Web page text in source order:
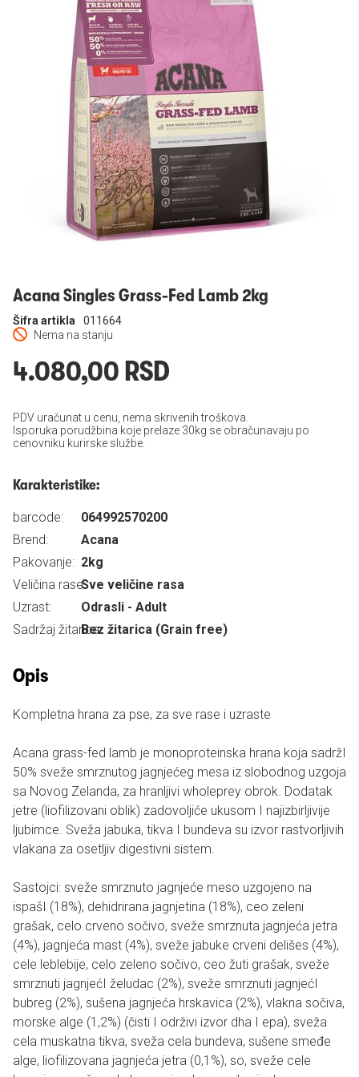
Acana Singles Grass-Fed Lamb 2kg
Nema na stanju
Šifra artikla 011664
4.080,00 RSD
PDV uračunat u cenu, nema skrivenih troškova.
Isporuka porudžbina koje prelaze 30kg se obračunavaju po
cenovniku kurirske službe.
Karakteristike:
barcode:
064992570200
Brend:
Acana
Pakovanje: 2kg
Veličina rase:Sve veličine rasa
Uzrast:
Odrasli - Adult
Sadržaj žitarica:Bez žitarica (Grain free)
Opis
Kompletna hrana za pse, za sve rase i uzraste
Acana grass-fed lamb je monoproteinska hrana koja sadržI
50% sveže smrznutog jagnjećeg mesa iz slobodnog uzgoja
sa Novog Zelanda, za hranljivi wholeprey obrok. Dodatak
jetre (liofilizovani oblik) zadovoljiće ukusom I najizbirljivije
ljubimce. Sveža jabuka, tikva I bundeva su izvor rastvorljivih
vlakana za osetljiv digestivni sistem.
Sastojci: sveže smrznuto jagnjeće meso uzgojeno na
ispašI (18%), dehidrirana jagnjetina (18%), ceo zeleni
grašak, celo crveno sočivo, sveže smrznuta jagnjeća jetra
(4%), jagnjeća mast (4%), sveže jabuke crveni delišes (4%),
cele leblebije, celo zeleno sočivo, ceo žuti grašak, sveže
smrznuti jagnjećI želudac (2%), sveže smrznuti jagnjećI
bubreg (2%), sušena jagnjeća hrskavica (2%), vlakna sočiva,
morske alge (1,2%) (čisti I održivi izvor dha I epa), sveža
cela muskatna tikva, sveža cela bundeva, sušene smeđe
alge, liofilizovana jagnjeća jetra (0,1%), so, sveže cele